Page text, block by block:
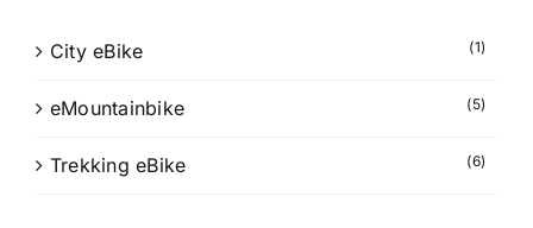
City eBike (1)
eMountainbike (5)
Trekking eBike (6)